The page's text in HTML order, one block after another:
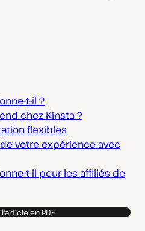
t-il ?
chez Kinsta ?
flexibles
votre expérience avec
t-il pour les affiliés de
en PDF